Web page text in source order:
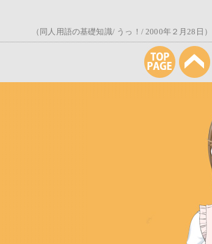
（同人用語の基礎知識/ うっ！/ 2000年２月28日）